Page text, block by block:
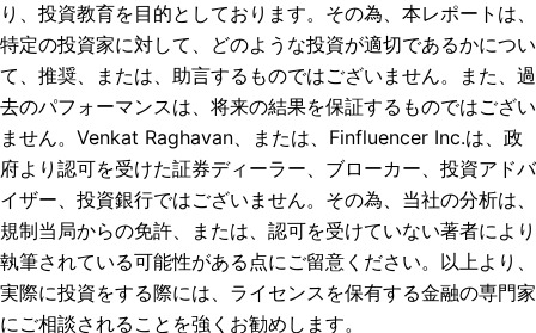
り、投資教育を目的としております。その為、本レポートは、
特定の投資家に対して、どのような投資が適切であるかについ
て、推奨、または、助言するものではございません。また、過
去のパフォーマンスは、将来の結果を保証するものではござい
ません。Venkat Raghavan、または、Finfluencer Inc.は、政
府より認可を受けた証券ディーラー、ブローカー、投資アドバ
イザー、投資銀行ではございません。その為、当社の分析は、
規制当局からの免許、または、認可を受けていない著者により
執筆されている可能性がある点にご留意ください。以上より、
実際に投資をする際には、ライセンスを保有する金融の専門家
にご相談されることを強くお勧めします。